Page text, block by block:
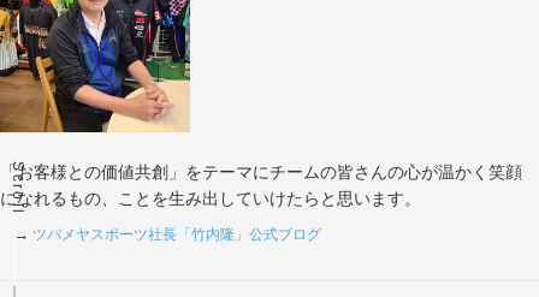
Scroll
「お客様との価値共創」をテーマにチームの皆さんの心が温かく笑顔
になれるもの、ことを生み出していけたらと思います。
→ ツバメヤスポーツ社長「竹内隆」公式ブログ